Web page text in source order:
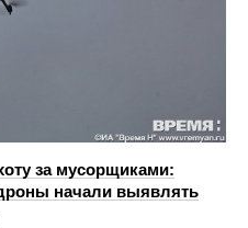
за мусорщиками:
начали выявлять